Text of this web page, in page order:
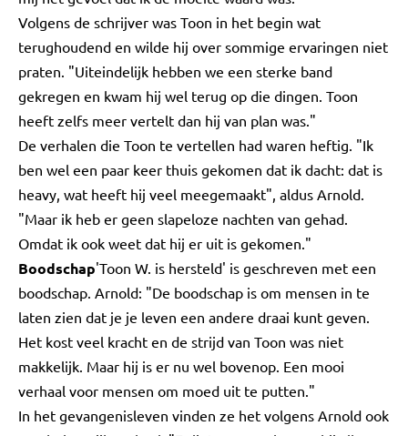
Volgens de schrijver was Toon in het begin wat
terughoudend en wilde hij over sommige ervaringen niet
praten. "Uiteindelijk hebben we een sterke band
gekregen en kwam hij wel terug op die dingen. Toon
heeft zelfs meer vertelt dan hij van plan was."
De verhalen die Toon te vertellen had waren heftig. "Ik
ben wel een paar keer thuis gekomen dat ik dacht: dat is
heavy, wat heeft hij veel meegemaakt", aldus Arnold.
"Maar ik heb er geen slapeloze nachten van gehad.
Omdat ik ook weet dat hij er uit is gekomen."
Boodschap'Toon W. is hersteld' is geschreven met een
boodschap. Arnold: "De boodschap is om mensen in te
laten zien dat je je leven een andere draai kunt geven.
Het kost veel kracht en de strijd van Toon was niet
makkelijk. Maar hij is er nu wel bovenop. Een mooi
verhaal voor mensen om moed uit te putten."
In het gevangenisleven vinden ze het volgens Arnold ook